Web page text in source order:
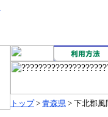
トップ> 青森県 > 下北郡風